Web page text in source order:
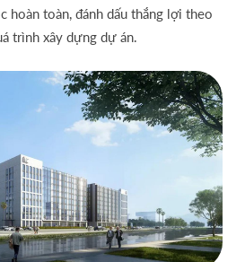
hoàn toàn, đánh dấu thắng lợi theo
trình xây dựng dự án.